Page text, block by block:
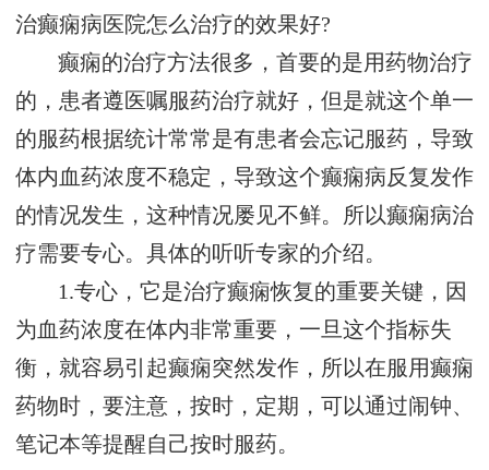
治癫痫病医院怎么治疗的效果好?
癫痫的治疗方法很多，首要的是用药物治疗
的，患者遵医嘱服药治疗就好，但是就这个单一
的服药根据统计常常是有患者会忘记服药，导致
体内血药浓度不稳定，导致这个癫痫病反复发作
的情况发生，这种情况屡见不鲜。所以癫痫病治
疗需要专心。具体的听听专家的介绍。
1.专心，它是治疗癫痫恢复的重要关键，因
为血药浓度在体内非常重要，一旦这个指标失
衡，就容易引起癫痫突然发作，所以在服用癫痫
药物时，要注意，按时，定期，可以通过闹钟、
笔记本等提醒自己按时服药。